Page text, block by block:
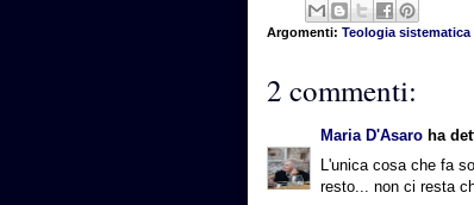
Argomenti: Teologia sistematica
2 commenti:
Maria D'Asaro ha
L'unica cosa che fa
resto... non ci resta